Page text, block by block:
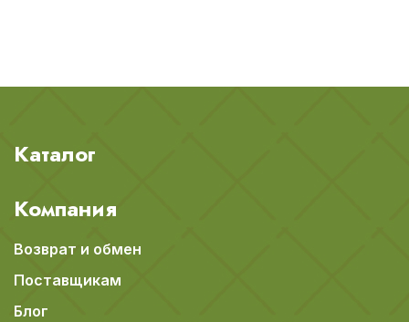
Каталог
Компания
Возврат и обмен
Поставщикам
Блог